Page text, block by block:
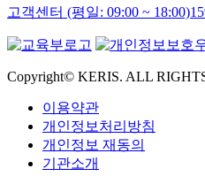
고객센터 (평일: 09:00 ~ 18:00)
Copyright© KERIS. ALL
이용약관
개인정보처리방침
개인정보 재동의
기관소개